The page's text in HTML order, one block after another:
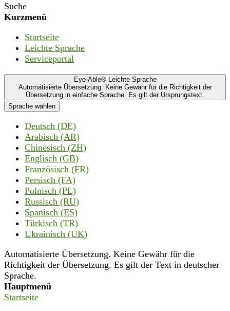
Suche
Kurzmenü
Startseite
Leichte Sprache
Serviceportal
Eye-Able® Leichte Sprache
Automatisierte Übersetzung. Keine Gewähr für die Richtigkeit der
Übersetzung in einfache Sprache. Es gilt der Ursprungstext.
Sprache wählen
Deutsch (DE)
Arabisch (AR)
Chinesisch (ZH)
Englisch (GB)
Französisch (FR)
Persisch (FA)
Polnisch (PL)
Russisch (RU)
Spanisch (ES)
Türkisch (TR)
Ukrainisch (UK)
Automatisierte Übersetzung. Keine Gewähr für die
Richtigkeit der Übersetzung. Es gilt der Text in deutscher
Sprache.
Hauptmenü
Startseite